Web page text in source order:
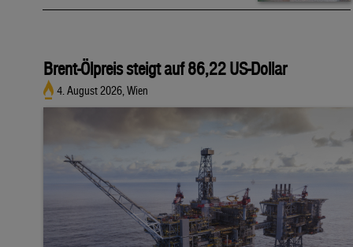
Brent-Ölpreis steigt auf 86,22 US-Dollar
4. August 2026, Wien